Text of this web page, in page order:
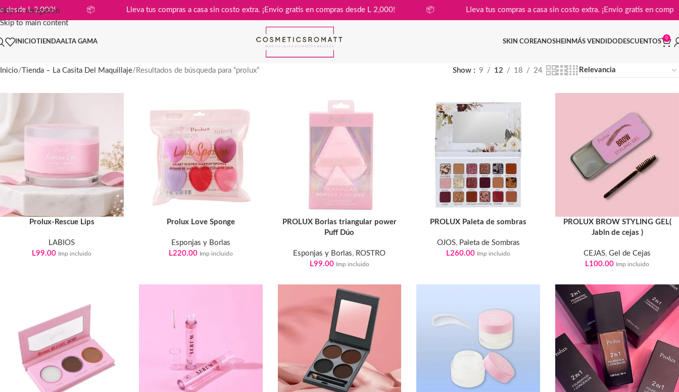
Skip to navigation
Skip to main content
compras desde L 2,000! Lleva tus compras a casa sin costo extra. ¡Envío gratis en compras desde L 2,000! Lleva tus compras a casa sin costo extra. ¡Envío gratis
INICIOTIENDAALTA GAMA SKIN COREANOSHEIN MÁS VENDIDO DESCUENTOS
0
Inicio Tienda – La Casita Del Maquillaje Resultados de búsqueda para “prolux” Show 9 12 18 24
Prolux-Rescue Lips
LABIOS
L99.00 Imp incluido
Prolux Love Sponge
Esponjas y Borlas
L220.00 Imp incluido
PROLUX Borlas triangular power
Puff Dúo
Esponjas y Borlas, ROSTRO
L99.00 Imp incluido
PROLUX Paleta de sombras
OJOS, Paleta de Sombras
L260.00 Imp incluido
PROLUX BROW STYLING GEL(
Jabln de cejas )
CEJAS,Gel de Cejas
L100.00 Imp incluido